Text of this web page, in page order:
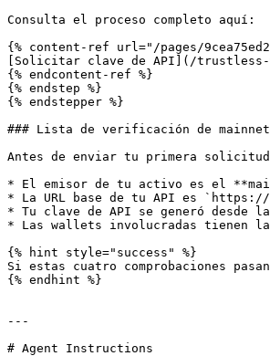
Consulta el proceso completo aquí:
{% content-ref url="/pages/
[Solicitar clave de API](/trustless-
{% endcontent-ref %}
{% endstep %}
{% endstepper %}
### Lista de verificación de mainnet
Antes de enviar tu primera
* El emisor de tu activo es el
* La URL base de tu API es
* Tu clave de API se generó desde
* Las wallets involucradas tienen
{% hint style="success" %}
Si estas cuatro comprobaciones
{% endhint %}
---
# Agent Instructions